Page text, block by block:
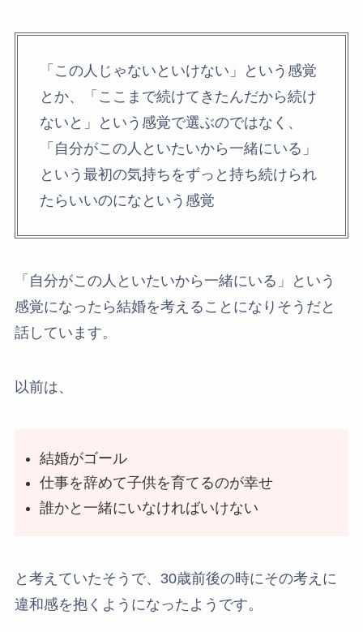
「この人じゃないといけない」という感覚
とか、「ここまで続けてきたんだから続け
ないと」という感覚で選ぶのではなく、
「自分がこの人といたいから一緒にいる」
という最初の気持ちをずっと持ち続けられ
たらいいのになという感覚
「自分がこの人といたいから一緒にいる」という
感覚になったら結婚を考えることになりそうだと
話しています。
以前は、
結婚がゴール
仕事を辞めて子供を育てるのが幸せ
誰かと一緒にいなければいけない
と考えていたそうで、30歳前後の時にその考えに
違和感を抱くようになったようです。